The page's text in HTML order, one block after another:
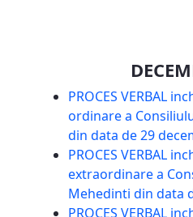
PROCES VERBAL
ordinare a
din data de 29
PROCES VERBAL
extraordinare a
Mehedinti din data
PROCES VERBAL